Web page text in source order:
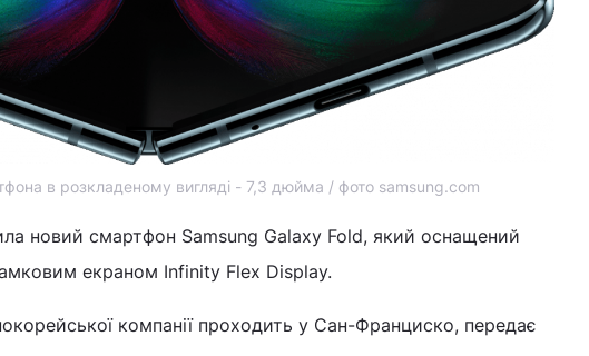
в розкладеному вигляді - 7,3 дюйма / фото samsung.com
новий смартфон Samsung Galaxy Fold, який оснащений
екраном Infinity Flex Display.
компанії проходить у Сан-Франциско, передає